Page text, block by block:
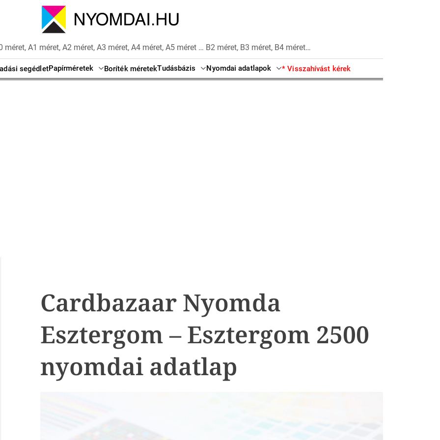
A1 méret, A2 méret, A3 méret, A4 méret, A5 méret … B2 méret, B3 méret, B4 méret…
segédletPapírméretek Boríték méretekTudásbázis Nyomdai adatlapok * Visszahívást kérek
Cardbazaar Nyomda
Esztergom – Esztergom 2500
nyomdai adatlap